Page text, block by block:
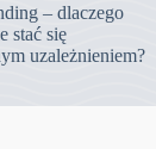
– dlaczego
stać się
uzależnieniem?